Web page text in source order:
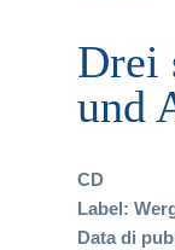
Drei
und
CD
Label:
Data di